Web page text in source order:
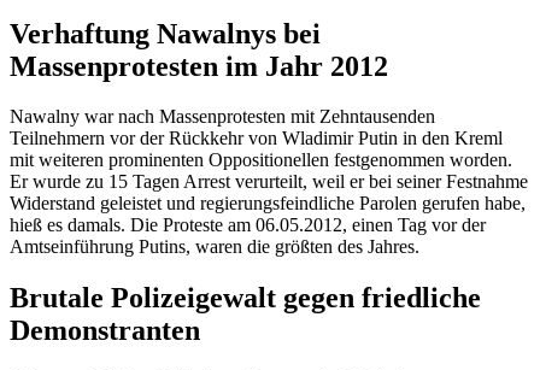
Verhaftung Nawalnys bei
Massenprotesten im Jahr 2012
Nawalny war nach Massenprotesten mit Zehntausenden
Teilnehmern vor der Rückkehr von Wladimir Putin in den Kreml
mit weiteren prominenten Oppositionellen festgenommen worden.
Er wurde zu 15 Tagen Arrest verurteilt, weil er bei seiner Festnahme
Widerstand geleistet und regierungsfeindliche Parolen gerufen habe,
hieß es damals. Die Proteste am 06.05.2012, einen Tag vor der
Amtseinführung Putins, waren die größten des Jahres.
Brutale Polizeigewalt gegen friedliche
Demonstranten